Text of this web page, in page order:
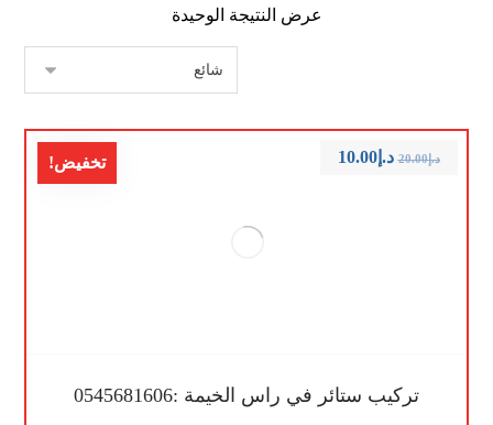
عرض النتيجة الوحيدة
تخفيض!
تركيب ستائر في راس الخيمة :0545681606
د.إ20.00 د.إ10.00